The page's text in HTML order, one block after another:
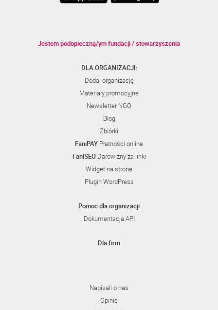
Jestem podopieczną/ym fundacji / stowarzyszenia
DLA ORGANIZACJI:
Dodaj organizację
Materiały promocyjne
Newsletter NGO
Blog
Zbiórki
FaniPAY Płatności online
FaniSEODarowizny za linki
Widget na stronę
Plugin WordPress
Pomoc dla organizacji
Dokumentacja API
Dla firm
Napisali o nas
Opinie